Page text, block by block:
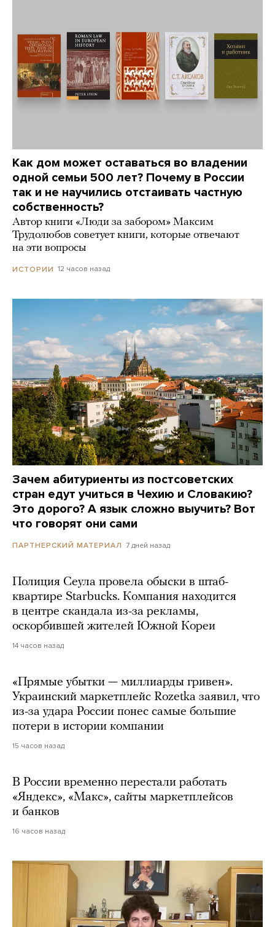
Как дом может оставаться во владении
одной семьи 500 лет? Почему в России
так и не научились отстаивать частную
собственность?
Автор книги «Люди за забором» Максим
Трудолюбов советует книги, которые отвечают
на эти вопросы
ИСТОРИИ 12 часов назад
Зачем абитуриенты из постсоветских
стран едут учиться в Чехию и Словакию?
Это дорого? А язык сложно выучить? Вот
что говорят они сами
ПАРТНЕРСКИЙ МАТЕРИАЛ 7 дней назад
Полиция Сеула провела обыски в штаб-
квартире Starbucks. Компания находится
в центре скандала из-за рекламы,
оскорбившей жителей Южной Кореи
14 часов назад
«Прямые убытки — миллиарды гривен».
Украинский маркетплейс Rozetka заявил, что
из-за удара России понес самые большие
потери в истории компании
15 часов назад
В России временно перестали работать
«Яндекс», «Макс», сайты маркетплейсов
и банков
16 часов назад